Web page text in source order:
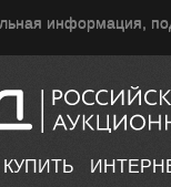
информация,
КУПИТЬ